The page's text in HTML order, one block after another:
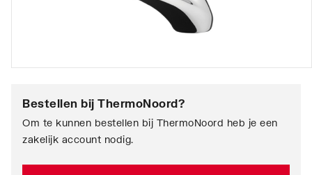
Bestellen bij ThermoNoord?
Om te kunnen bestellen bij ThermoNoord heb je een
zakelijk account nodig.